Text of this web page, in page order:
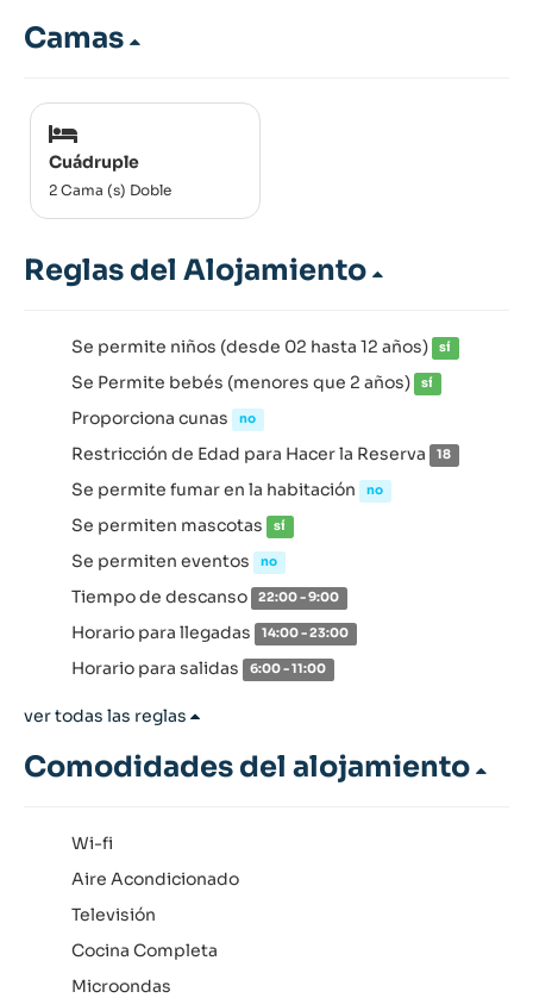
Camas
Cuádruple
2 Cama (s) Doble
Reglas del Alojamiento
Se permite niños (desde 02 hasta 12 años) sí
Se Permite bebés (menores que 2 años) sí
Proporciona cunas no
Restricción de Edad para Hacer la Reserva 18
Se permite fumar en la habitación no
Se permiten mascotas sí
Se permiten eventos no
Tiempo de descanso 22:00 - 9:00
Horario para llegadas 14:00 - 23:00
Horario para salidas 6:00 - 11:00
ver todas las reglas
Comodidades del alojamiento
Wi-fi
Aire Acondicionado
Televisión
Cocina Completa
Microondas